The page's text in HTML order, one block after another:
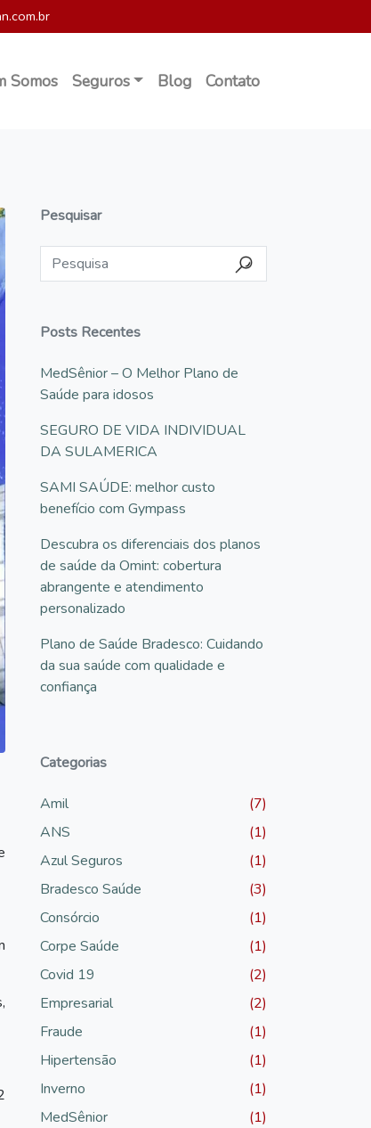
Somos Seguros Blog Contato
Pesquisar
Posts Recentes
MedSênior – O Melhor Plano de
Saúde para idosos
SEGURO DE VIDA INDIVIDUAL
DA SULAMERICA
SAMI SAÚDE: melhor custo
benefício com Gympass
Descubra os diferenciais dos planos
de saúde da Omint: cobertura
abrangente e atendimento
personalizado
Plano de Saúde Bradesco: Cuidando
da sua saúde com qualidade e
confiança
Categorias
Amil
(7)
ANS
(1)
Azul Seguros
(1)
Bradesco Saúde
(3)
Consórcio
(1)
Corpe Saúde
(1)
Covid 19
(2)
Empresarial
(2)
Fraude
(1)
Hipertensão
(1)
Inverno
(1)
MedSênior
(1)